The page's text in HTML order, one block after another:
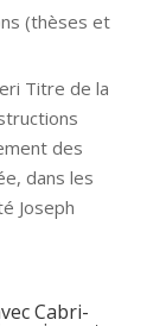
(thèses et
Titre de la
des
dans les
Joseph
Cabri-